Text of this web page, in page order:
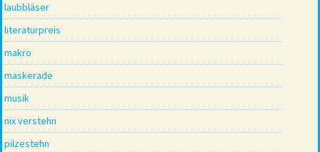
laubbläser
literaturpreis
makro
maskerade
musik
nix verstehn
pilzestehn